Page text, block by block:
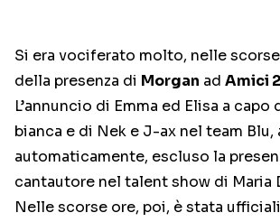
Si era vociferato molto, nelle
della presenza di Morgan ad Amici
L’annuncio di Emma ed Elisa a capo
bianca e di Nek e J-ax nel team Blu,
automaticamente, escluso la
cantautore nel talent show di Maria
Nelle scorse ore, poi, è stata